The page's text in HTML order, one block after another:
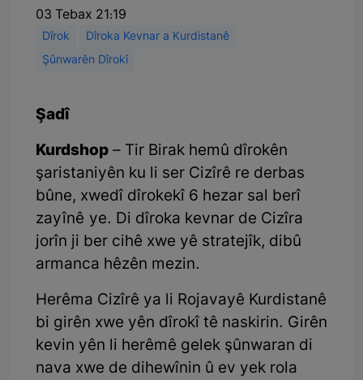
03 Tebax 21:19
Dîrok
Dîroka Kevnar a Kurdistanê
Şûnwarên Dîrokî
Şadî
Kurdshop – Tir Birak hemû dîrokên
şaristaniyên ku li ser Cizîrê re derbas
bûne, xwedî dîrokekî 6 hezar sal berî
zayînê ye. Di dîroka kevnar de Cizîra
jorîn ji ber cihê xwe yê stratejîk, dibû
armanca hêzên mezin.
Herêma Cizîrê ya li Rojavayê Kurdistanê
bi girên xwe yên dîrokî tê naskirin. Girên
kevin yên li herêmê gelek şûnwaran di
nava xwe de dihewînin û ev yek rola